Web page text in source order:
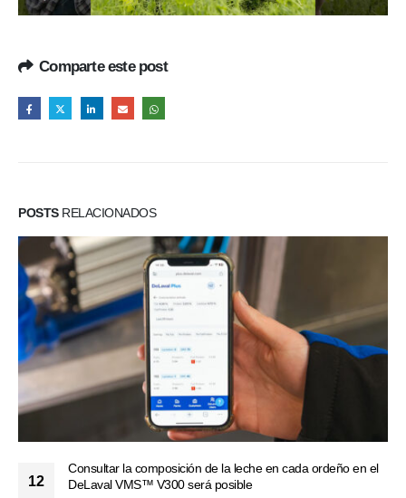
Comparte este post
POSTSRELACIONADOS
12
Consultar la composición de la leche en cada ordeño en el
DeLaval VMS™ V300 será posible